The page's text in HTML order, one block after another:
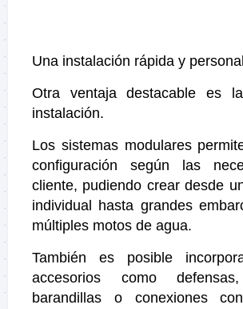
Una instalación rápida y
Otra ventaja destacable es
instalación.
Los sistemas modulares
configuración según las
cliente, pudiendo crear desde
individual hasta grandes
múltiples motos de agua.
También es posible
accesorios como
barandillas o conexiones